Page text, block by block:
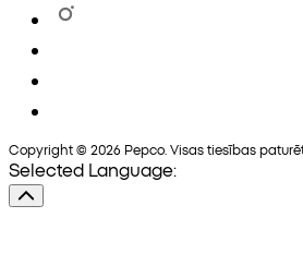
Copyright © 2026 Pepco. Visas tiesības
Selected Language: